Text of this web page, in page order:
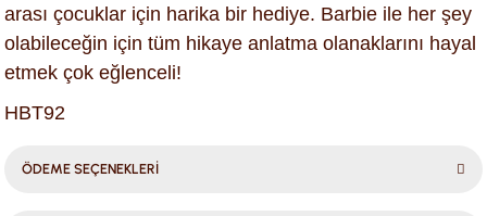
arası çocuklar için harika bir hediye. Barbie ile her şey
olabileceğin için tüm hikaye anlatma olanaklarını hayal
etmek çok eğlenceli!
HBT92
ÖDEME SEÇENEKLERİ